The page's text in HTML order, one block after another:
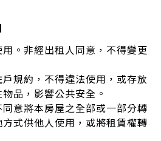
。非經出租人同意，不得變更
規約，不得違法使用，或存放
品，影響公共安全。
意將本房屋之全部或一部分轉
式供他人使用，或將租賃權轉